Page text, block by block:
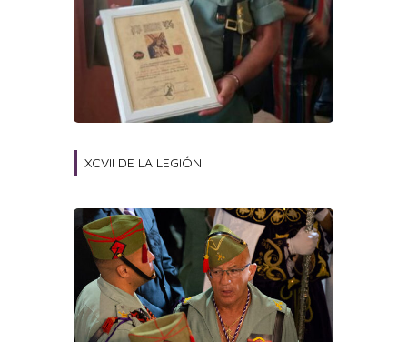
XCVII DE LA LEGIÓN